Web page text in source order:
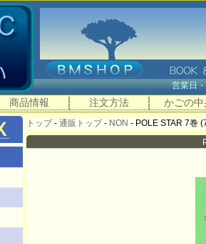
営業
商品情報 注文方法 かごの中
トップ- 通販トップ- NON - POLE STAR 7巻